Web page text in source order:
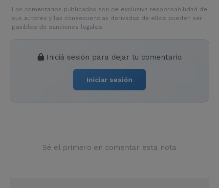
Los comentarios publicados son de exclusiva responsabilidad de
sus autores y las consecuencias derivadas de ellos pueden ser
pasibles de sanciones legales.
Iniciá sesión para dejar tu comentario
Iniciar sesión
Sé el primero en comentar esta nota